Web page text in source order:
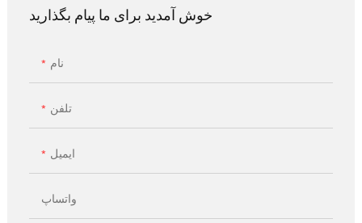
خوش آمدید برای ما پیام بگذارید
نام
تلفن
ایمیل
واتساپ